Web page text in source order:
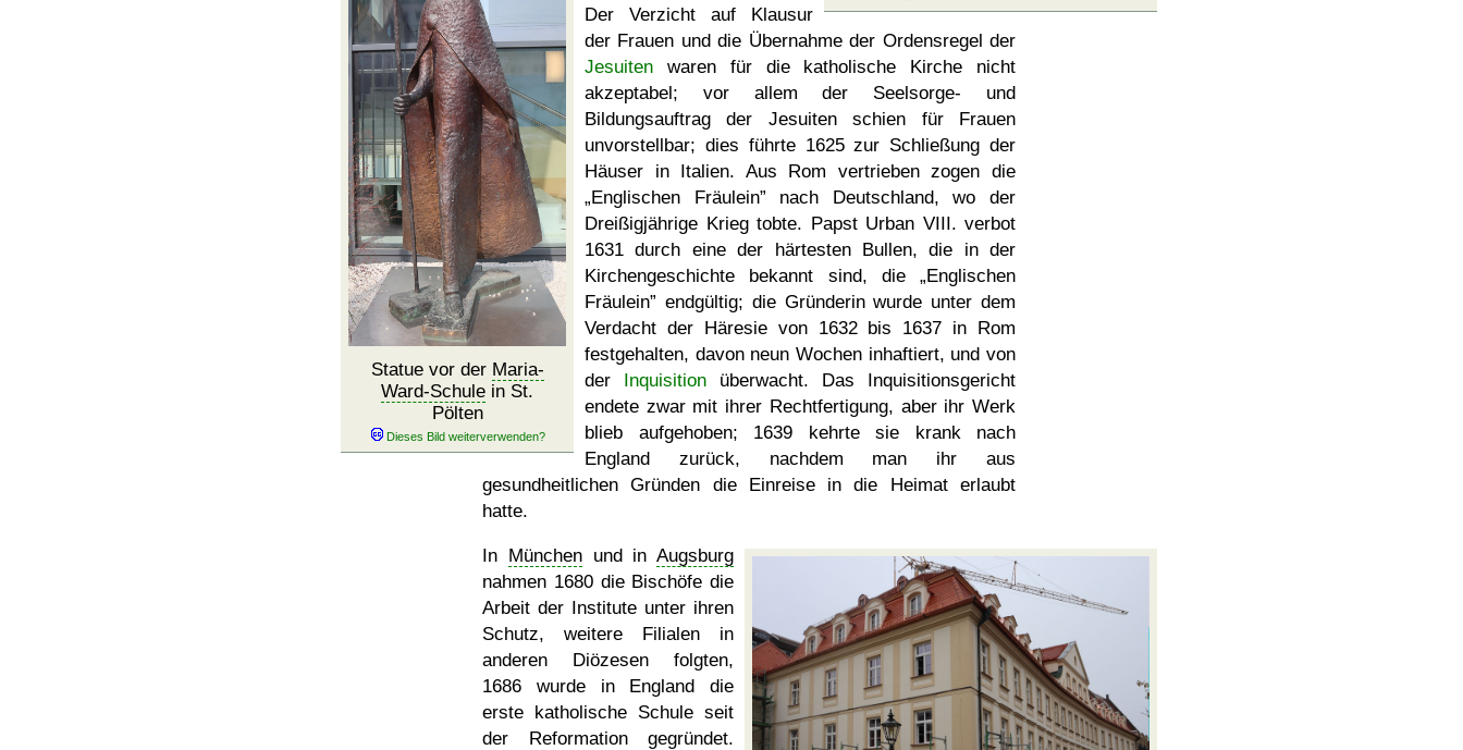
Statue vor der Maria-
Ward-Schule in St.
Pölten
Der Verzicht auf Klausur
der Frauen und die Übernahme der Ordensregel der
Jesuiten waren für die katholische Kirche nicht
akzeptabel; vor allem der Seelsorge- und
Bildungsauftrag der Jesuiten schien für Frauen
unvorstellbar; dies führte 1625 zur Schließung der
Häuser in Italien. Aus Rom vertrieben zogen die
Englischen Fräulein
nach Deutschland, wo der
Dreißigjährige Krieg tobte. Papst Urban VIII. verbot
1631 durch eine der härtesten Bullen, die in der
Kirchengeschichte bekannt sind, die
Englischen
Fräulein
endgültig; die Gründerin wurde unter dem
Verdacht der Häresie von 1632 bis 1637 in Rom
festgehalten, davon neun Wochen inhaftiert, und von
der Inquisition überwacht. Das Inquisitionsgericht
endete zwar mit ihrer Rechtfertigung, aber ihr Werk
blieb aufgehoben; 1639 kehrte sie krank nach
England zurück, nachdem man ihr aus
gesundheitlichen Gründen die Einreise in die Heimat erlaubt
hatte.
In Münchenund in Augsburg
nahmen 1680 die Bischöfe die
Arbeit der Institute unter ihren
Schutz, weitere Filialen in
anderen Diözesen folgten,
1686 wurde in England die
erste katholische Schule seit
der Reformation gegründet.